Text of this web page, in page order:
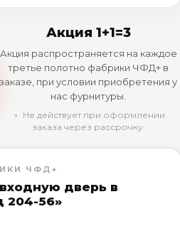
Акция 1+1=3
Акция распространяется на каждое
третье полотно фабрики ЧФД+ в
заказе, при условии приобретения у
нас фурнитуры.
﹡ Не действует при оформлении
заказа через рассрочку.
ЧФД+
дверь в
204-56»